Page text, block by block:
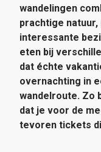
wandelingen
prachtige
interessante
eten bij
dat échte
overnachting in
wandelroute. Zo
dat je voor de
tevoren tickets